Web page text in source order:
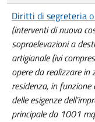
Diritti di segreteria
(interventi di nuova
sopraelevazioni a
artigianale (ivi
opere da realizzare in
residenza, in
delle esigenze
principale da 1001